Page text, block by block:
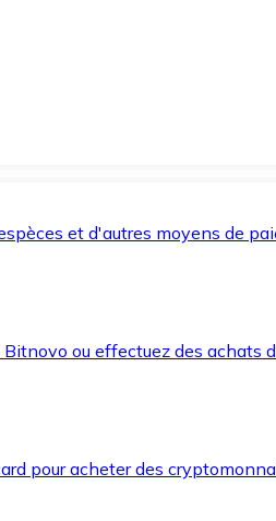
et d'autres moyens de
ou effectuez des achats
pour acheter des